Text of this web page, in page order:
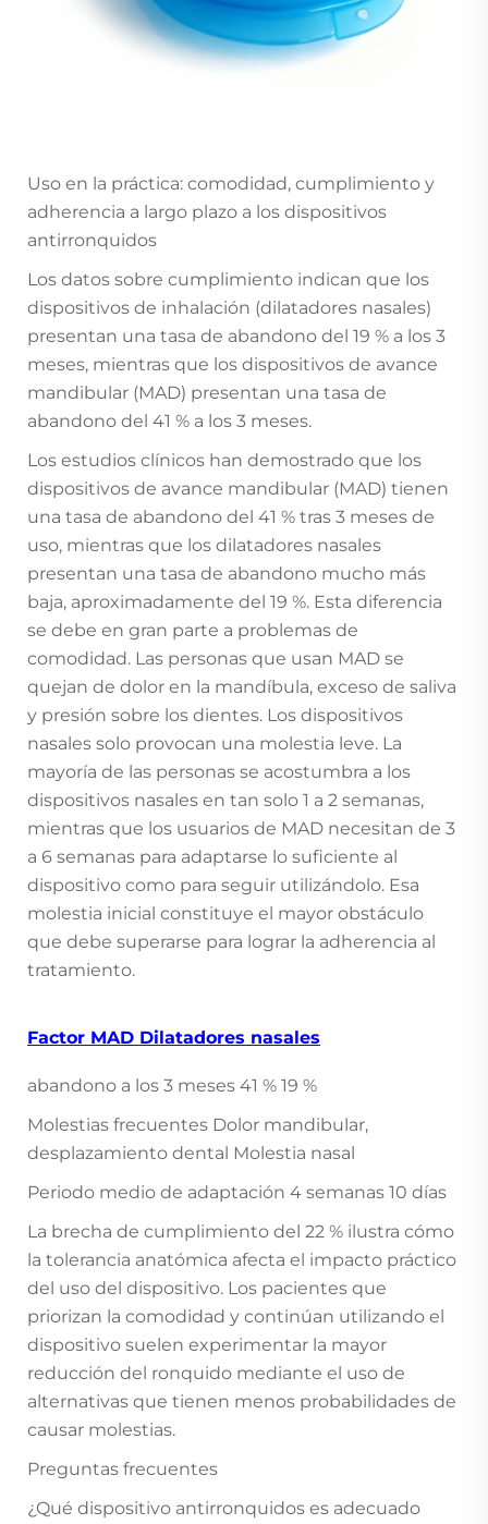
Uso en la práctica: comodidad, cumplimiento y
adherencia a largo plazo a los dispositivos
antirronquidos
Los datos sobre cumplimiento indican que los
dispositivos de inhalación (dilatadores nasales)
presentan una tasa de abandono del 19 % a los 3
meses, mientras que los dispositivos de avance
mandibular (MAD) presentan una tasa de
abandono del 41 % a los 3 meses.
Los estudios clínicos han demostrado que los
dispositivos de avance mandibular (MAD) tienen
una tasa de abandono del 41 % tras 3 meses de
uso, mientras que los dilatadores nasales
presentan una tasa de abandono mucho más
baja, aproximadamente del 19 %. Esta diferencia
se debe en gran parte a problemas de
comodidad. Las personas que usan MAD se
quejan de dolor en la mandíbula, exceso de saliva
y presión sobre los dientes. Los dispositivos
nasales solo provocan una molestia leve. La
mayoría de las personas se acostumbra a los
dispositivos nasales en tan solo 1 a 2 semanas,
mientras que los usuarios de MAD necesitan de 3
a 6 semanas para adaptarse lo suficiente al
dispositivo como para seguir utilizándolo. Esa
molestia inicial constituye el mayor obstáculo
que debe superarse para lograr la adherencia al
tratamiento.
Factor MAD Dilatadores nasales
abandono a los 3 meses 41 % 19 %
Molestias frecuentes Dolor mandibular,
desplazamiento dental Molestia nasal
Periodo medio de adaptación 4 semanas 10 días
La brecha de cumplimiento del 22 % ilustra cómo
la tolerancia anatómica afecta el impacto práctico
del uso del dispositivo. Los pacientes que
priorizan la comodidad y continúan utilizando el
dispositivo suelen experimentar la mayor
reducción del ronquido mediante el uso de
alternativas que tienen menos probabilidades de
causar molestias.
Preguntas frecuentes
¿Qué dispositivo antirronquidos es adecuado